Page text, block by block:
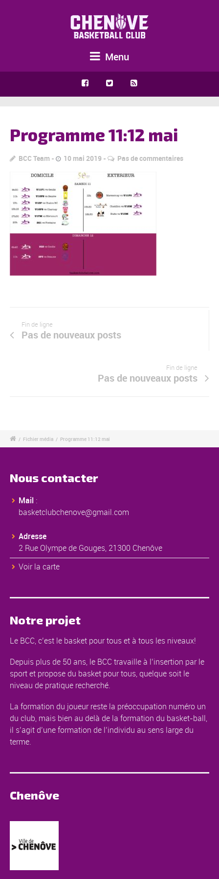
Menu
Programme 11:12 mai
BCC Team 10 mai 2019 Pas de commentaires
Fin de ligne
Pas de nouveaux posts
Fin de ligne
Pas de nouveaux posts
/ Fichier média / Programme 11:12 mai
Nous contacter
Mail :
basketclubchenove@gmail.com
Adresse
2 Rue Olympe de Gouges, 21300 Chenôve
Voir la carte
Notre projet
Le BCC, c’est le basket pour tous et à tous les niveaux!
Depuis plus de 50 ans, le BCC travaille à l’insertion par le
sport et propose du basket pour tous, quelque soit le
niveau de pratique recherché.
La formation du joueur reste la préoccupation numéro un
du club, mais bien au delà de la formation du basket-ball,
il s’agit d’une formation de l’individu au sens large du
terme.
Chenôve